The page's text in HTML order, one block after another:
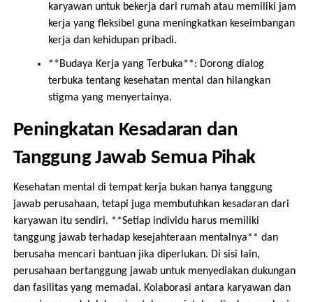
karyawan untuk bekerja dari rumah atau memiliki jam
kerja yang fleksibel guna meningkatkan keseimbangan
kerja dan kehidupan pribadi.
**Budaya Kerja yang Terbuka**: Dorong dialog
terbuka tentang kesehatan mental dan hilangkan
stigma yang menyertainya.
Peningkatan Kesadaran dan
Tanggung Jawab Semua Pihak
Kesehatan mental di tempat kerja bukan hanya tanggung
jawab perusahaan, tetapi juga membutuhkan kesadaran dari
karyawan itu sendiri. **Setiap individu harus memiliki
tanggung jawab terhadap kesejahteraan mentalnya** dan
berusaha mencari bantuan jika diperlukan. Di sisi lain,
perusahaan bertanggung jawab untuk menyediakan dukungan
dan fasilitas yang memadai. Kolaborasi antara karyawan dan